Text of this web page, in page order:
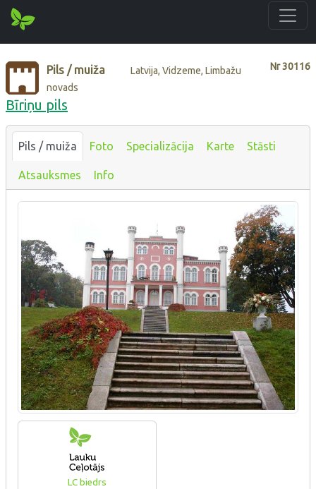
Nr30116
Pils / muiža
Latvija, Vidzeme, Limbažu
novads
Bīriņu pils
Pils / muiža Foto Specializācija Karte Stāsti
Atsauksmes Info
LC biedrs